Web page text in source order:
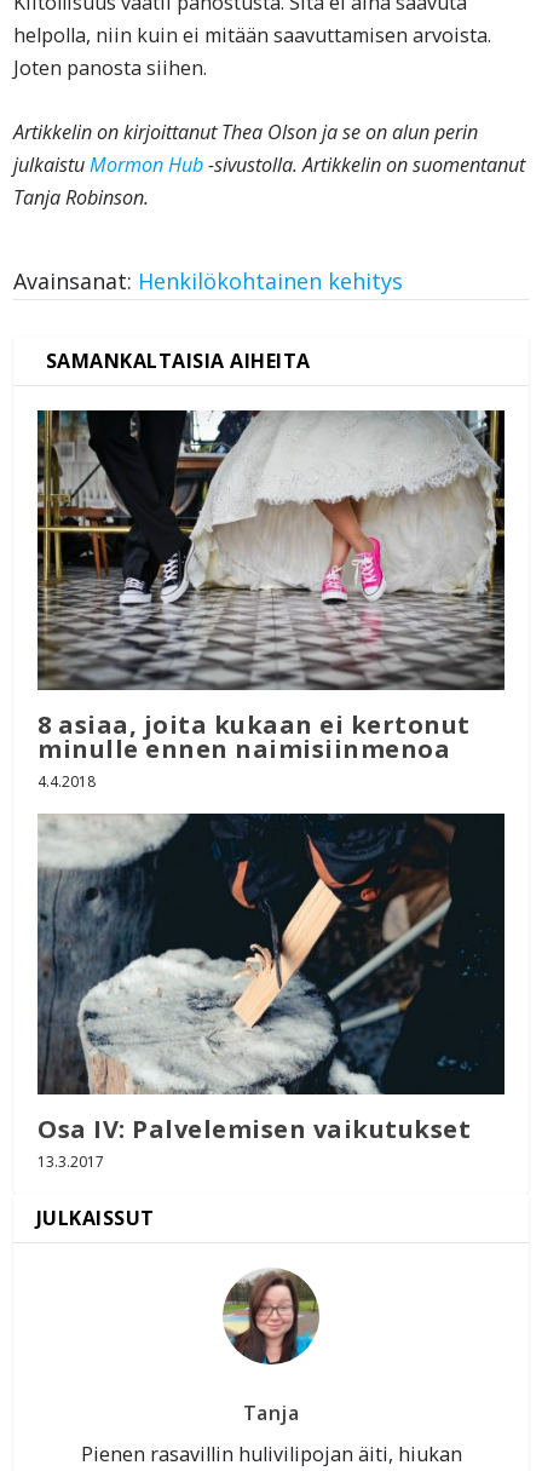
helpolla, niin kuin ei mitään saavuttamisen arvoista.
Joten panosta siihen.
Artikkelin on kirjoittanut Thea Olson ja se on alun perin
julkaistuMormon Hub-sivustolla. Artikkelin on suomentanut
Tanja Robinson.
Avainsanat: Henkilökohtainen kehitys
8 asiaa, joita kukaan ei kertonut
minulle ennen naimisiinmenoa
4.4.2018
Osa IV: Palvelemisen vaikutukset
13.3.2017
Tanja
Pienen rasavillin hulivilipojan äiti, hiukan